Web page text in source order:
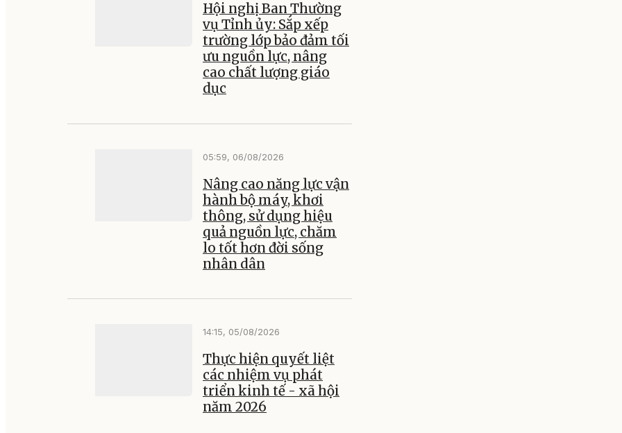
Hội nghị Ban Thường
vụ Tỉnh ủy: Sắp xếp
trường lớp bảo đảm tối
ưu nguồn lực, nâng
cao chất lượng giáo
dục
05:59, 06/08/2026
Nâng cao năng lực vận
hành bộ máy, khơi
thông, sử dụng hiệu
quả nguồn lực, chăm
lo tốt hơn đời sống
nhân dân
14:15, 05/08/2026
Thực hiện quyết liệt
các nhiệm vụ phát
triển kinh tế - xã hội
năm 2026